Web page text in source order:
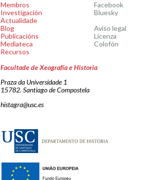
Membros
Investigación
Actualidade
Blog
Publicacións
Mediateca
Recursos
Facebook
Bluesky
Aviso legal
Licenza
Colofón
Facultade de Xeografía e Historia
Praza da Universidade 1
15782. Santiago de Compostela
histagra@usc.es